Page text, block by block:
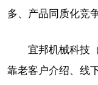
多、产品同质化竞
宜邦机械科技
靠老客户介绍、线